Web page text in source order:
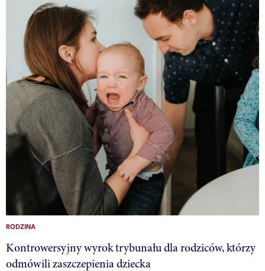
RODZINA
Kontrowersyjny wyrok trybunału dla rodziców, którzy
odmówili zaszczepienia dziecka